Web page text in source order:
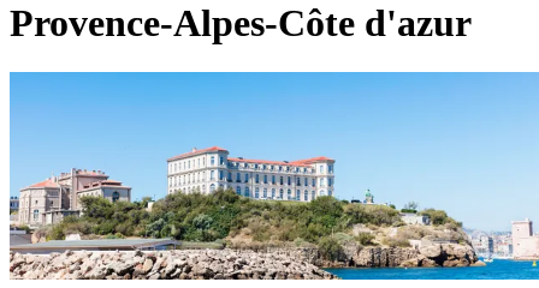
Provence-Alpes-Côte d'azur